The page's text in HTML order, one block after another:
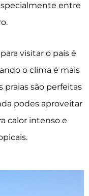
entre
visitar o país é
o clima é mais
praias são perfeitas
podes aproveitar
calor intenso e